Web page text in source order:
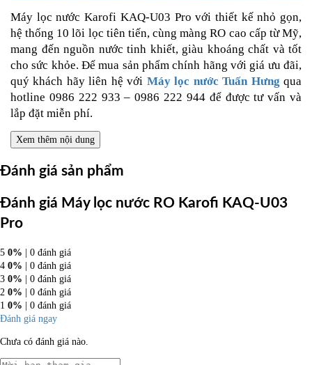
Máy lọc nước Karofi KAQ-U03 Pro với thiết kế nhỏ gọn,
hệ thống 10 lõi lọc tiên tiến, cùng màng RO cao cấp từ Mỹ,
mang đến nguồn nước tinh khiết, giàu khoáng chất và tốt
cho sức khỏe. Để mua sản phẩm chính hãng với giá ưu đãi,
quý khách hãy liên hệ với Máy lọc nước Tuấn Hưng qua
hotline 0986 222 933 – 0986 222 944 để được tư vấn và
lắp đặt miễn phí.
Xem thêm nội dung
Đánh giá sản phẩm
Đánh giá Máy lọc nước RO Karofi KAQ-U03
Pro
5 0% | 0 đánh giá
4 0% | 0 đánh giá
3 0% | 0 đánh giá
2 0% | 0 đánh giá
1 0% | 0 đánh giá
Đánh giá ngay
Chưa có đánh giá nào.